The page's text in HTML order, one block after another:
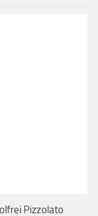
Pizzolato